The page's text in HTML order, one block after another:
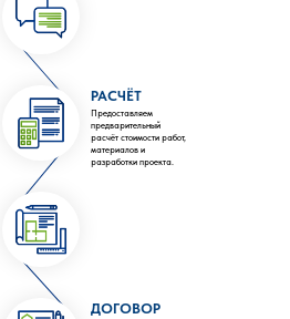
Предоставляем
предварительный
расчёт стоимости работ,
материалов и
разработки проекта.
ДОГОВОР
РАСЧЁТ